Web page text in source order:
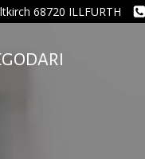
68720 ILLFURTH